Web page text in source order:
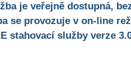
je veřejně dostupná,
se provozuje v on-line
stahovací služby verze